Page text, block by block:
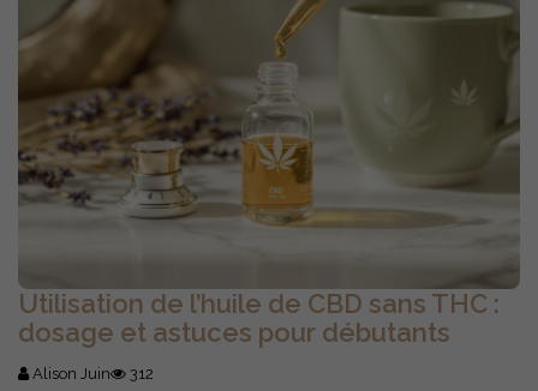
Utilisation de l’huile de CBD sans THC :
dosage et astuces pour débutants
Alison Juin 312